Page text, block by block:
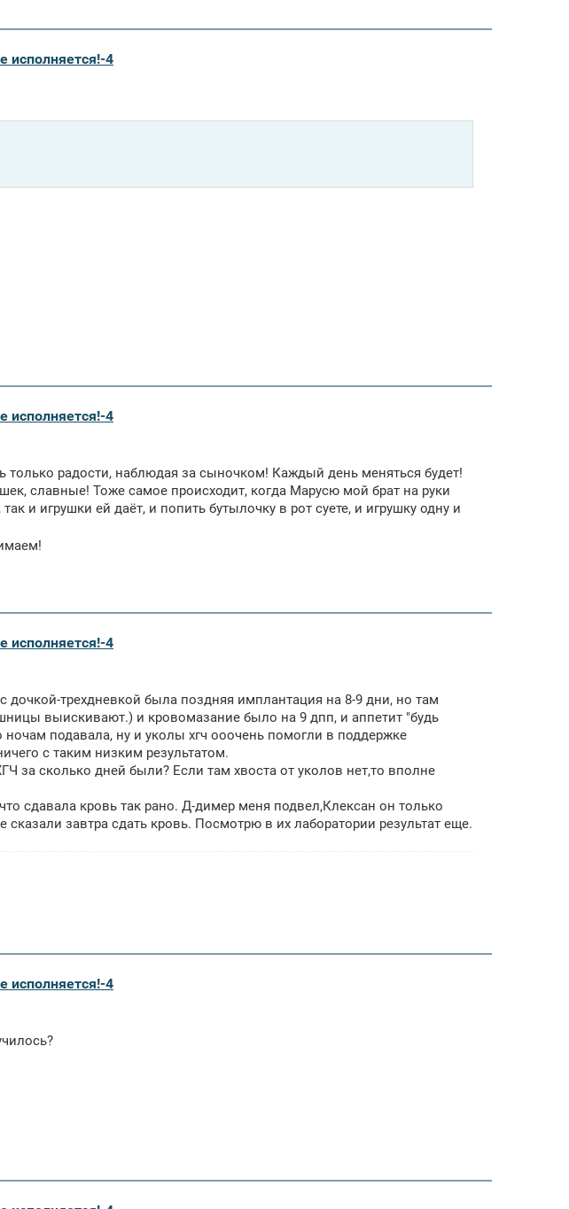
исполняется!-4
исполняется!-4
только радости, наблюдая за сыночком! Каждый день меняться будет!
славные! Тоже самое происходит, когда Марусю мой брат на руки
и игрушки ей даёт, и попить бутылочку в рот суете, и игрушку одну и
исполняется!-4
дочкой-трехдневкой была поздняя имплантация на 8-9 дни, но там
выискивают.) и кровомазание было на 9 дпп, и аппетит "будь
подавала, ну и уколы хгч ооочень помогли в поддержке
с таким низким результатом.
за сколько дней были? Если там хвоста от уколов нет,то вполне
сдавала кровь так рано. Д-димер меня подвел,Клексан он только
завтра сдать кровь. Посмотрю в их лаборатории результат еще.
исполняется!-4